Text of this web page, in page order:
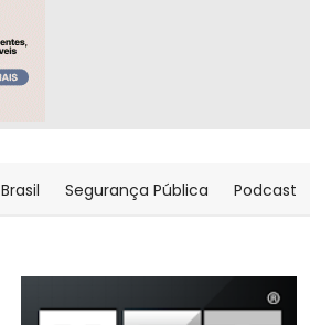
Brasil Segurança Pública Podcast